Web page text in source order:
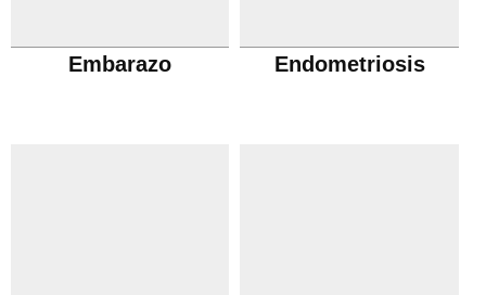
Embarazo Endometriosis